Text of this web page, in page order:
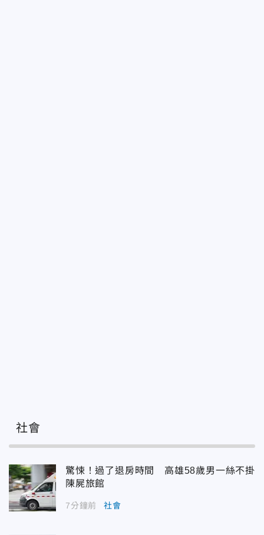
社會
驚悚！過了退房時間 高雄58歲男一絲不掛
陳屍旅館
7分鐘前 社會